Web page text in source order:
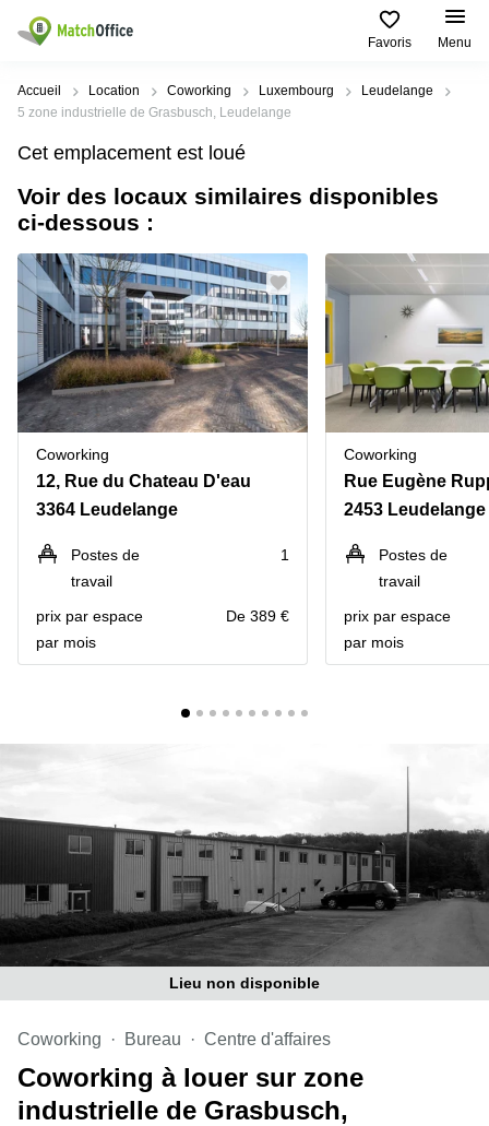
Favoris Menu
Rechercher / publier
Pages
de
Bureau
Centre
d’affaires
Coworking
Salles
de
réunion
Bureau
virtuel
Villes
Populaires
Luxembourg
sur-
Alzette
Senningerberg
Bertrange
Sandweiler
Recherches
populaires
Сoworking
Luxembourg
Salle de
réunion
Luxembourg
Coworking
Bertrange
Centre
d'affaires
Luxembourg
Bureaux
Bertrange
Esch-sur-
Сoworking
Sandweiler
Bureaux
Bureaux
Luxembourg
d’affaires
Bertrange
Centres
Esch-
Centres
d’affaires
Sandweiler
Aide
Qui sommes-nous?
Publier un bureau
Prix
Connexion
Choisissez une langue
Luxembourg
Accueil Location Coworking Luxembourg
Leudelange
5 zone industrielle de Grasbusch, Leudelange
Cet emplacement est loué
Voir des locaux similaires disponibles
ci-dessous :
Coworking
12, Rue du Chateau D'eau
3364 Leudelange
Postes de
travail
1
prix par espace
par mois
De 389 €
Coworking
Rue Eugène
2453 Leudelange
Postes de
travail
prix par espace
par mois
Lieu non disponible
Coworking Bureau Centre d'affaires
Coworking à louer sur zone
industrielle de Grasbusch,